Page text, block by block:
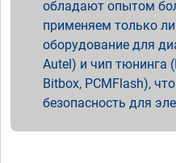
обладают опытом
применяем только
оборудование для
Autel) и чип тюнинга
Bitbox, PCMFlash),
безопасность для